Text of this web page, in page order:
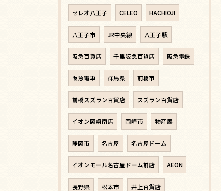
セレオ八王子 CELEO HACHIOJI
八王子市 JR中央線 八王子駅
阪急百貨店 千里阪急百貨店 阪急電鉄
阪急電車 群馬県 前橋市
前橋スズラン百貨店 スズラン百貨店
イオン岡崎南店 岡崎市 物産展
静岡市 名古屋 名古屋ドーム
イオンモール名古屋ドーム前店 AEON
長野県 松本市 井上百貨店